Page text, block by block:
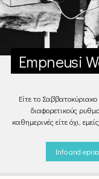
Empneusi
Είτε το
διαφορετικούς
καθημερινές είτε όχι,
μέρες της εβδομάδας,
μελωδική συνήθεια για
Info and